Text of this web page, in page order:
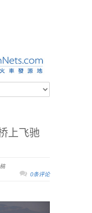
上飞驰
0条评论